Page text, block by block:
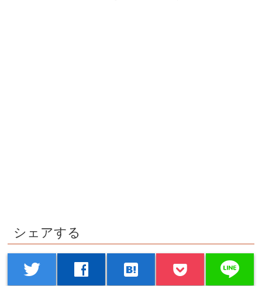
シェアする
twitter facebook hatenabookmark line